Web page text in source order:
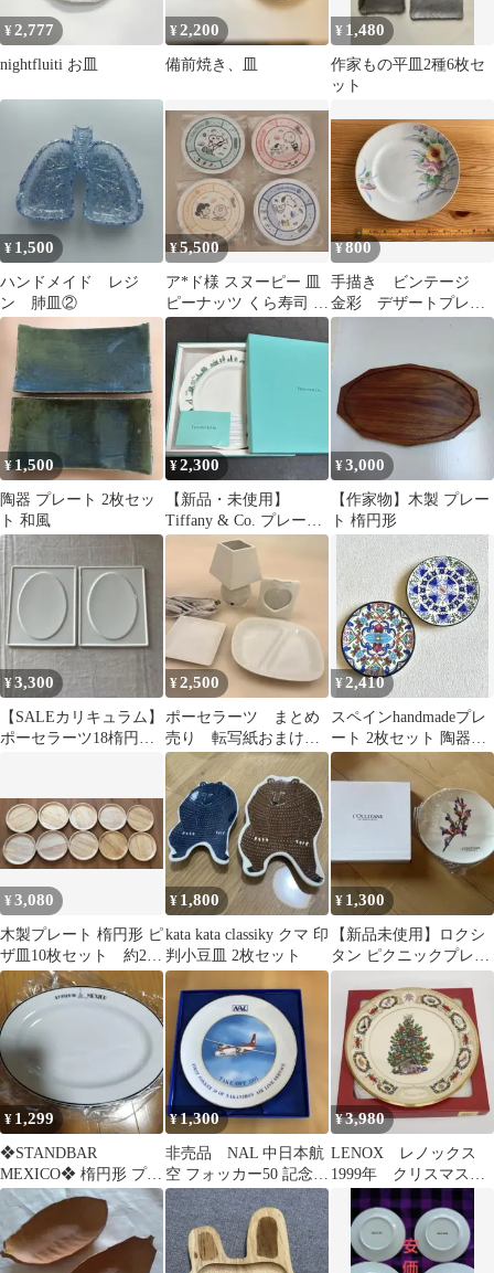
¥2,777
nightfluiti お皿
¥2,200
備前焼き、皿
¥ 1,480
作家もの平皿2種6枚セ
ット
¥ 1,500
ハンドメイド レジ
ン 肺皿②
¥5,500
ア*ド様 スヌーピー 皿
ピーナッツ くら寿司 セ
ット
¥800
手描き ビンテージ
金彩 デザートプレー
ト メイドインジャパ
¥1,500
陶器 プレート 2枚セッ
ト 和風
¥2,300
【新品・未使用】
Tiffany & Co. プレート
皿 三菱電機記念品
¥3,000
【作家物】木製 プレー
ト 楕円形
¥3,300
【SALEカリキュラム】
ポーセラーツ18楕円レ
¥2,500
ポーセラーツ まとめ
売り 転写紙おまけ付
き
¥2,410
スペインhandmadeプレ
ート 2枚セット 陶器絵
皿
¥3,080
木製プレート 楕円形 ピ
ザ皿10枚セット 約21
センチ
¥ 1,800
kata kata classiky クマ 印
判小豆皿 2枚セット
¥ 1,300
【新品未使用】ロクシ
タン ピクニックプレー
ト
¥ 1,299
❖STANDBAR
MEXICO❖ 楕円形 プレ
ート 皿❖8月末日消去
¥1,300
非売品 NAL 中日本航
空 フォッカー50 記念プ
レート 1991
¥3,980
LENOX レノックス
1999年 クリスマスプ
レートメキシコ 限定
生産 希少